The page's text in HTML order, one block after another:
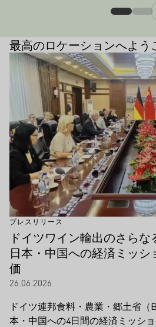
最高のロケーションへよう
Aktuelle Meldungen
プレスリリース
ドイツワイン輸出のさら
日本・中国への経済ミッシ
価
26.06.2026
ドイツ連邦食料・農業・郷土省（
本・中国への4日間の経済ミッシ
もっと詳しく